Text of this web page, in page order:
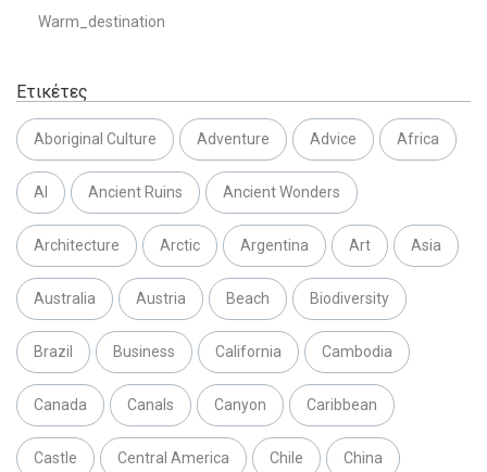
Warm_destination
Ετικέτες
Aboriginal Culture Adventure Advice Africa
AI Ancient Ruins Ancient Wonders
Architecture Arctic Argentina Art Asia
Australia Austria Beach Biodiversity
Brazil Business California Cambodia
Canada Canals Canyon Caribbean
Castle Central America Chile China